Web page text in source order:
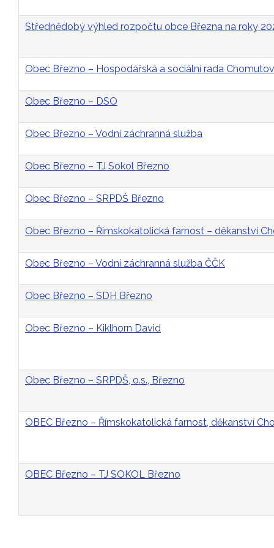
Střednědobý výhled rozpočtu obce Března na roky
Obec Březno – Hospodářská a sociální rada
Obec Březno – DSO
Obec Březno – Vodní záchranná služba
Obec Březno – TJ Sokol Březno
Obec Březno – SRPDŠ Březno
Obec Březno – Římskokatolická farnost – děkanství
Obec Březno – Vodní záchranná služba ČČK
Obec Březno – SDH Březno
Obec Březno – Kiklhorn David
Obec Březno – SRPDŠ, o.s., Březno
OBEC Březno – Římskokatolická farnost, děkanství
OBEC Březno – TJ SOKOL Březno